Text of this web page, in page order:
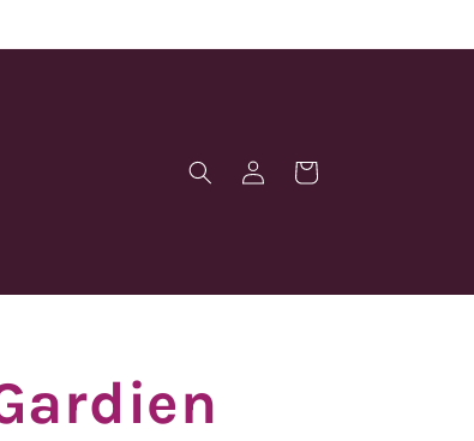
ConnexionPanier